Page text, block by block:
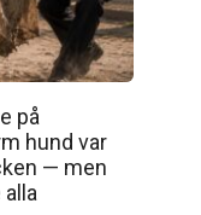
på
hund var
— men